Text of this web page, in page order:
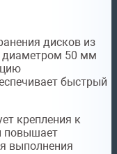
дисков из
диаметром 50 мм
быстрый
крепления к
повышает
выполнения